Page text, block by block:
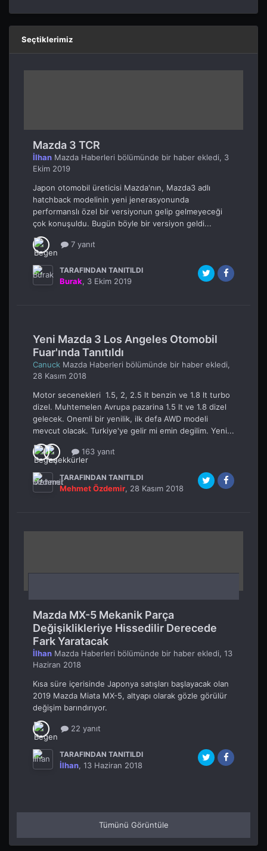
Seçtiklerimiz
Mazda 3 TCR
İlhan Mazda Haberleri bölümünde bir haber ekledi, 3
Ekim 2019
Japon otomobil üreticisi Mazda'nın, Mazda3 adlı
hatchback modelinin yeni jenerasyonunda
performanslı özel bir versiyonun gelip gelmeyeceği
çok konuşuldu. Bugün böyle bir versiyon geldi...
7 yanıt
TARAFINDAN TANITILDI
Burak, 3 Ekim 2019
Yeni Mazda 3 Los Angeles Otomobil
Fuar'ında Tanıtıldı
Canuck Mazda Haberleri bölümünde bir haber ekledi,
28 Kasım 2018
Motor secenekleri 1.5, 2, 2.5 lt benzin ve 1.8 lt turbo
dizel. Muhtemelen Avrupa pazarina 1.5 lt ve 1.8 dizel
gelecek. Onemli bir yenilik, ilk defa AWD modeli
mevcut olacak. Turkiye'ye gelir mi emin degilim. Yeni...
163 yanıt
TARAFINDAN TANITILDI
Mehmet Özdemir, 28 Kasım 2018
Mazda MX-5 Mekanik Parça
Değişiklikleriye Hissedilir Derecede
Fark Yaratacak
İlhan Mazda Haberleri bölümünde bir haber ekledi, 13
Haziran 2018
Kısa süre içerisinde Japonya satışları başlayacak olan
2019 Mazda Miata MX-5, altyapı olarak gözle görülür
değişim barındırıyor.
22 yanıt
TARAFINDAN TANITILDI
İlhan, 13 Haziran 2018
Tümünü Görüntüle